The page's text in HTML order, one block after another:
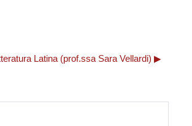
Latina (prof.ssa Sara Vellardi) ▶︎